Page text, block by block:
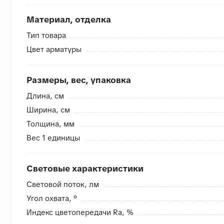
Материал, отделка
Тип товара
Цвет арматуры
Размеры, вес, упаковка
Длина, cм
Ширина, cм
Толщина, мм
Вес 1 единицы
Световые характеристики
Световой поток, лм
Угол охвата, °
Индекс цветопередачи Ra, %
Разгрузка/подъем - общая стоимость
Делаем проект с 3D-визуализацией и раскладкой
- Сверяем номера партий, чтобы избежать разнотона
- Проверяем на бой перед загрузкой, чтобы исключить
- Привозим с запасом складские позиции, чтобы при
- Храним на закрытом складе, коробки защищены от